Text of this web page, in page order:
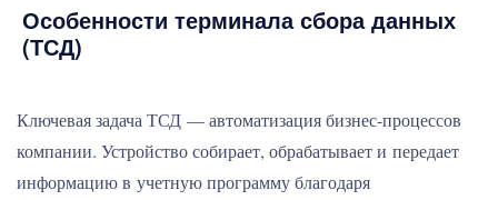
Особенности терминала сбора данных
(ТСД)
Ключевая задача ТСД — автоматизация бизнес-процессов
компании. Устройство собирает, обрабатывает и передает
информацию в учетную программу благодаря